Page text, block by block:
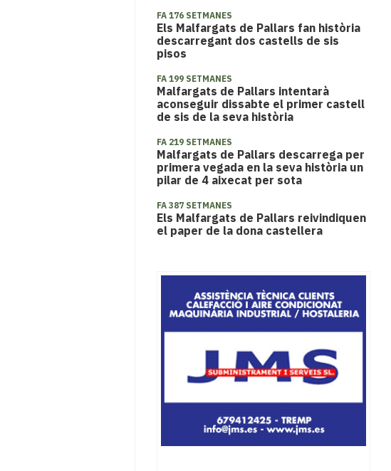
FA 176 SETMANES
Els Malfargats de Pallars fan història
descarregant dos castells de sis
pisos
FA 199 SETMANES
Malfargats de Pallars intentarà
aconseguir dissabte el primer castell
de sis de la seva història
FA 219 SETMANES
Malfargats de Pallars descarrega per
primera vegada en la seva història un
pilar de 4 aixecat per sota
FA 387 SETMANES
Els Malfargats de Pallars reivindiquen
el paper de la dona castellera